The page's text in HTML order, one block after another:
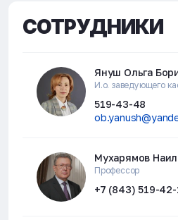
СОТРУДНИКИ
Януш Ольга
И.о. заведующего
519-43-48
Мухарямов
Профессор
+7 (843) 519-